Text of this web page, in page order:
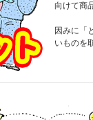
向けて商
因みに「
いものを